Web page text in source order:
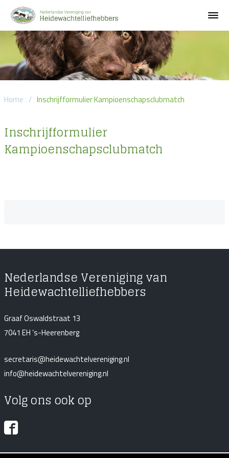
Home / Inschrijfformulier Kampioenschapsclubmatch
Inschrijfformulier
Kampioenschapsclubmatch
Nederlandse Vereniging van
Heidewachtelliefhebbers
Graaf Oswaldstraat 13
7041 EH ’s-Heerenberg
secretaris@heidewachtelvereniging.nl
info@heidewachtelvereniging.nl
Volg ons ook op